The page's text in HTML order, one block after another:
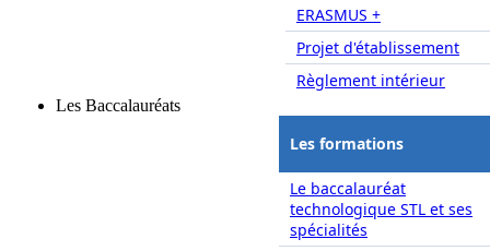
ERASMUS +
Projet d'établissement
Règlement intérieur
Les Baccalauréats
Les formations
Le baccalauréat
technologique STL et ses
spécialités